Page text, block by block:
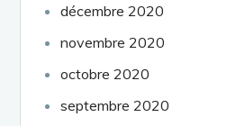
décembre 2020
novembre 2020
octobre 2020
septembre 2020